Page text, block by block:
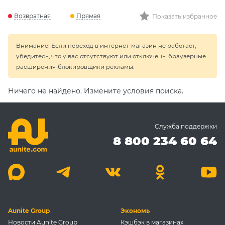
Возвратная Прямая Показать избранное
Внимание! Если переход в интернет-магазин не работает,
убедитесь, что у вас отсутствуют или отключены браузерные
расширения-блокировщики рекламы.
Ничего не найдено. Измените условия поиска.
Служба поддержки
8 800 234 60 64
Aunite Group
Новости Aunite Group
Экономь
Кэшбэк в магазинах